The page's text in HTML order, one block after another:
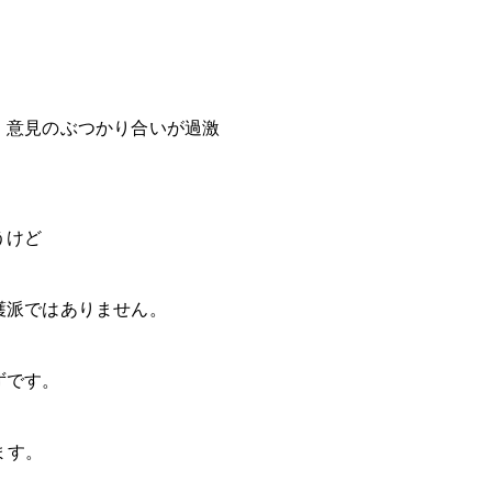
見のぶつかり合いが過激
けど
ではありません。
す。
。